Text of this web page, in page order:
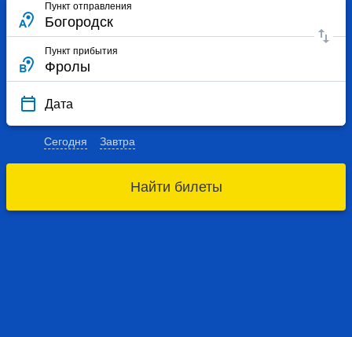
Пункт отправления
Пункт прибытия
Дата
Сегодня Завтра
Найти билеты